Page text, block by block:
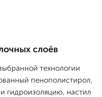
слоёв
технологии
пенополистирол,
гидроизоляцию, настил